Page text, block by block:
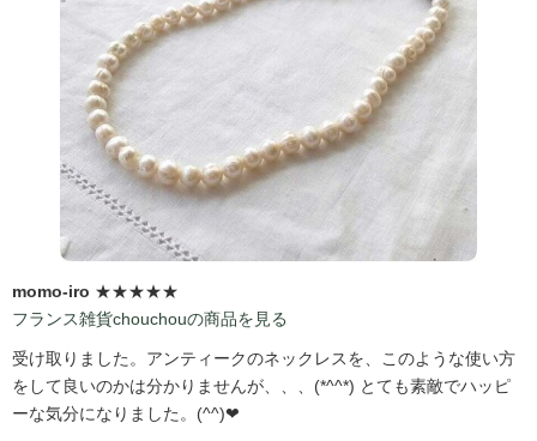
momo-iro ★★★★★
フランス雑貨chouchouの商品を見る
受け取りました。アンティークのネックレスを、このような使い方
をして良いのかは分かりませんが、、、(*^^*) とても素敵でハッピ
ーな気分になりました。(^^)❤